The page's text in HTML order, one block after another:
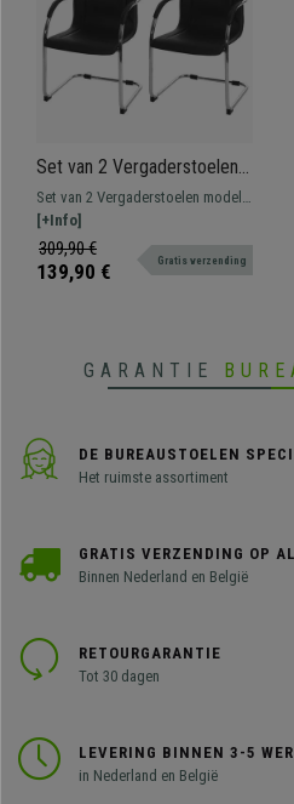
Set van 2 Vergaderstoelen
ZEUS, Metalen frame,
Exclusief ontwerp en
bekleed met Zwart Leder
Set van 2 Vergaderstoelen model
ZEUS. Een exclusief ontwerp,
brede zitting en rugleuning
bekleed met hoogwaardig
kunstleder.
[+Info]
309,90 €
139,90 € Gratis verzending
GARANTIE
DE BUREAUSTOELEN
Het ruimste assortiment
GRATIS VERZENDING OP
Binnen Nederland en België
RETOURGARANTIE
Tot 30 dagen
LEVERING BINNEN 3-5
in Nederland en België